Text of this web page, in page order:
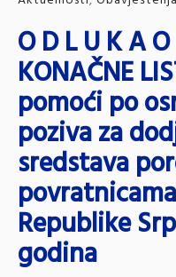
O D L U K A
KONAČNE
pomoći po
poziva za
sredstava
Republike
godina